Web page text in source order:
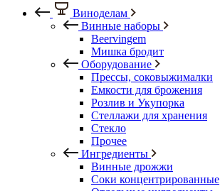
Виноделам
Винные наборы
Beervingem
Мишка бродит
Оборудование
Прессы, соковыжималки
Емкости для брожения
Розлив и Укупорка
Стеллажи для хранения
Стекло
Прочее
Ингредиенты
Винные дрожжи
Соки концентрированные